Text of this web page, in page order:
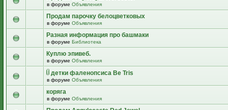
в форуме Объявления
Продам парочку белоцветковых
в форуме Объявления
Разная информация про башмаки
в форуме Библиотека
Куплю эпивеб.
в форуме Объявления
детки фаленопсиса Be Tris
в форуме Объявления
коряга
в форуме Объявления